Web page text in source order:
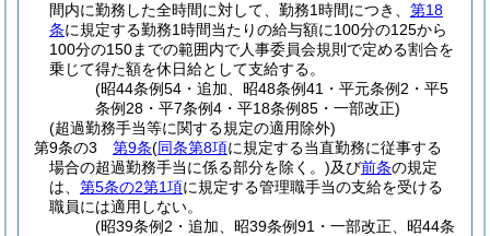
間内に勤務した全時間に対して、勤務1時間につき、 第18
条に規定する勤務1時間当たりの給与額に100分の125から
100分の150までの範囲内で人事委員会規則で定める割合を
乗じて得た額を休日給として支給する。
(昭44条例54・追加、昭48条例41・平元条例2・平5
条例28・平7条例4・平18条例85・一部改正)
(超過勤務手当等に関する規定の適用除外)
第9条の3
第9条(同条第8項に規定する当直勤務に従事する
場合の超過勤務手当に係る部分を除く。)及び前条の規定
は、 第5条の2第1項に規定する管理職手当の支給を受ける
職員には適用しない。
(昭39条例2・追加、昭39条例91・一部改正、昭44条